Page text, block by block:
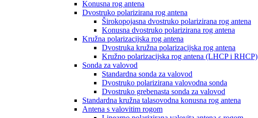
Konusna rog antena
Dvostruko polarizirana rog antena
Širokopojasna dvostruko polarizirana rog antena
Konusna dvostruko polarizirana rog antena
Kružna polarizacijska rog antena
Dvostruka kružna polarizacijska rog antena
Kružno polarizacijska rog antena (LHCP i RHCP)
Sonda za valovod
Standardna sonda za valovod
Dvostruko polarizirana valovodna sonda
Dvostruko grebenasta sonda za valovod
Standardna kružna talasovodna konusna rog antena
Antena s valovitim rogom